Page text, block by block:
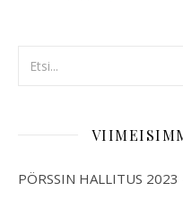
PÖRSSIN HALLITUS